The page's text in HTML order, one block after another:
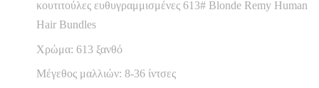
κουτιτούλες ευθυγραμμισμένες 613# Blonde Remy Human
Hair Bundles
Χρώμα: 613 ξανθό
Μέγεθος μαλλιών: 8-36 ίντσες